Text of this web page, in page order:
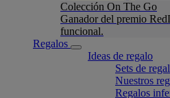
Colección On The Go
Ganador del premio
funcional.
Regalos
Ideas de regalo
Sets de
Nuestros
Regalos